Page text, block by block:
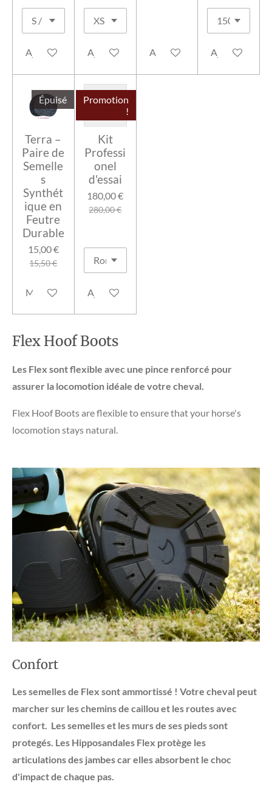
Ajouter au panierAjouter au panierAjouter au panierAjouter au
Épuisé
Terra –
Paire de
Semelle
s
Synthét
ique en
Feutre
Durable
15,00 €
15,50 €
M'avertir si disponible
Promotion
!
Kit
Professi
onel
d'essai
180,00 €
280,00 €
Ajouter au panier
Flex Hoof Boots
Les Flex sont flexible avec une pince renforcé pour
assurer la locomotion idéale de votre cheval.
Flex Hoof Boots are flexible to ensure that your horse's
locomotion stays natural.
Confort
Les semelles de Flex sont ammortissé ! Votre cheval peut
marcher sur les chemins de caillou et les routes avec
confort. Les semelles et les murs de ses pieds sont
protegés. Les Hipposandales Flex protège les
articulations des jambes car elles absorbent le choc
d'impact de chaque pas.